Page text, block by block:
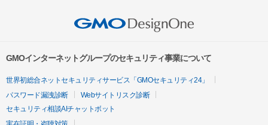
GMOインターネットグループのセキュリティ事業について
世界初総合ネットセキュリティサービス「GMOセキュリティ24」
パスワード漏洩診断
Webサイトリスク診断
セキュリティ相談AIチャットボット